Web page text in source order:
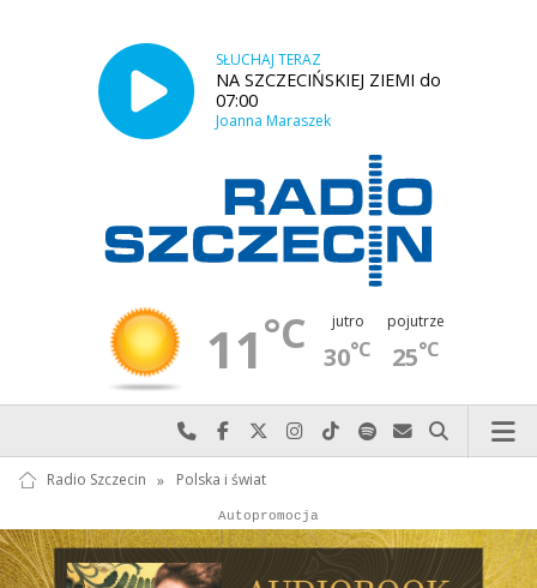
SŁUCHAJ TERAZ
NA SZCZECIŃSKIEJ ZIEMI do
07:00
Joanna Maraszek
11°C jutro
30°C
pojutrze
25°C
Najlepiej po prostu do nas zadzwoń
Odwiedź nas na Facebook-u
Odwiedź nas na X
Odwiedź nas na Instagram-ie
Odwiedź nas na TikTok-u
Szukaj nas na Spotify
Wyślij do nas
Szukaj
Radio Szczecin » Polska i świat
Reklama
Autopromocja
Autopromocja